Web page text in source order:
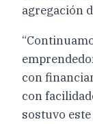
agregación
con
con
sostuvo